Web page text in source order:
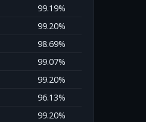
99.19%
99.20%
98.69%
99.07%
99.20%
96.13%
99.20%